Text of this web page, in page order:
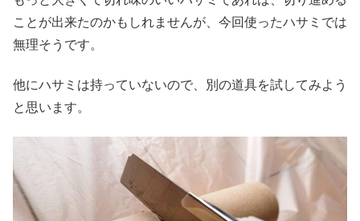
ことが出来たのかもしれませんが、今回使ったハサミでは
無理そうです。
他にハサミは持っていないので、別の道具を試してみよう
と思います。